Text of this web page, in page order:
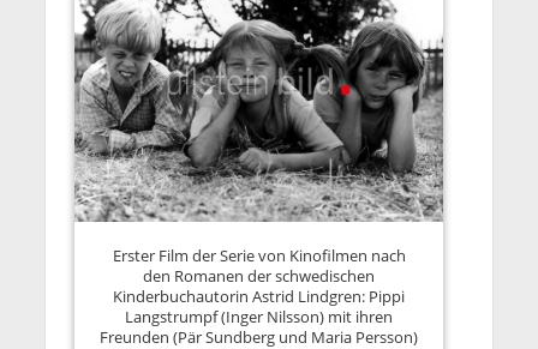
Erster Film der Serie von Kinofilmen nach
den Romanen der schwedischen
Kinderbuchautorin Astrid Lindgren: Pippi
Langstrumpf (Inger Nilsson) mit ihren
Freunden (Pär Sundberg und Maria Persson)